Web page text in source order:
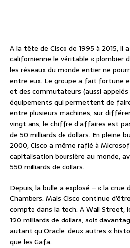
A la tête de Cisco de 1995 à 2015, il
californienne le véritable « plombier
les réseaux du monde entier ne
entre eux. Le groupe a fait fortune
et des commutateurs (aussi appelés
équipements qui permettent de
entre plusieurs machines, sur
vingt ans, le chiffre d’affaires est
de 50 milliards de dollars. En pleine
2000, Cisco a même raflé à
capitalisation boursière au monde,
550 milliards de dollars.
Depuis, la bulle a explosé – « la crue
Chambers. Mais Cisco continue
compte dans la tech. A Wall Street,
190 milliards de dollars, soit
autant qu’Oracle, deux autres «
que les Gafa.